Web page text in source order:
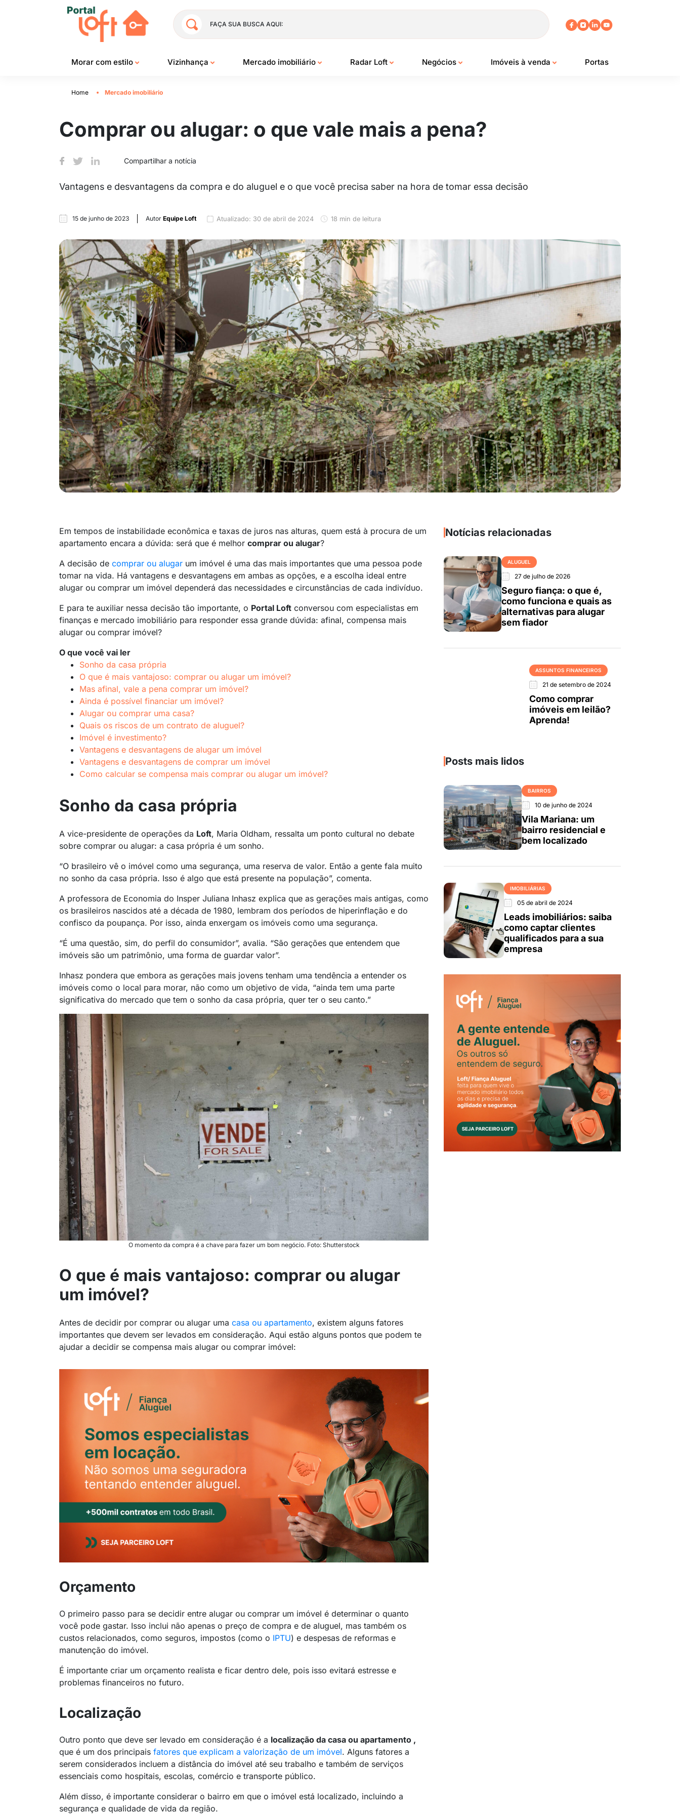
FAÇA SUA BUSCA AQUI:
Morar com estilo Vizinhança Mercado imobiliário Radar Loft Negócios Imóveis à venda Portas
Home Mercado imobiliário
Comprar ou alugar: o que vale mais a pena?
Compartilhar a notícia
Vantagens e desvantagens da compra e do aluguel e o que você precisa saber na hora de tomar essa decisão
15 de junho de 2023 Autor Equipe Loft Atualizado: 30 de abril de 2024 18 min de leitura
Em tempos de instabilidade econômica e taxas de juros nas alturas, quem está à procura de um
apartamento encara a dúvida: será que é melhor comprar ou alugar?
A decisão de comprar ou alugar um imóvel é uma das mais importantes que uma pessoa pode
tomar na vida. Há vantagens e desvantagens em ambas as opções, e a escolha ideal entre
alugar ou comprar um imóvel dependerá das necessidades e circunstâncias de cada indivíduo.
E para te auxiliar nessa decisão tão importante, o Portal Loft conversou com especialistas em
finanças e mercado imobiliário para responder essa grande dúvida: afinal, compensa mais
alugar ou comprar imóvel?
O que você vai ler
Sonho da casa própria
O que é mais vantajoso: comprar ou alugar um imóvel?
Mas afinal, vale a pena comprar um imóvel?
Ainda é possível financiar um imóvel?
Alugar ou comprar uma casa?
Quais os riscos de um contrato de aluguel?
Imóvel é investimento?
Vantagens e desvantagens de alugar um imóvel
Vantagens e desvantagens de comprar um imóvel
Como calcular se compensa mais comprar ou alugar um imóvel?
Sonho da casa própria
A vice-presidente de operações da Loft, Maria Oldham, ressalta um ponto cultural no debate
sobre comprar ou alugar: a casa própria é um sonho.
“O brasileiro vê o imóvel como uma segurança, uma reserva de valor. Então a gente fala muito
no sonho da casa própria. Isso é algo que está presente na população”, comenta.
A professora de Economia do Insper Juliana Inhasz explica que as gerações mais antigas, como
os brasileiros nascidos até a década de 1980, lembram dos períodos de hiperinflação e do
confisco da poupança. Por isso, ainda enxergam os imóveis como uma segurança.
“É uma questão, sim, do perfil do consumidor”, avalia. “São gerações que entendem que
imóveis são um patrimônio, uma forma de guardar valor”.
Inhasz pondera que embora as gerações mais jovens tenham uma tendência a entender os
imóveis como o local para morar, não como um objetivo de vida, “ainda tem uma parte
significativa do mercado que tem o sonho da casa própria, quer ter o seu canto.”
O momento da compra é a chave para fazer um bom negócio. Foto: Shutterstock
O que é mais vantajoso: comprar ou alugar
um imóvel?
Antes de decidir por comprar ou alugar uma casa ou apartamento, existem alguns fatores
importantes que devem ser levados em consideração. Aqui estão alguns pontos que podem te
ajudar a decidir se compensa mais alugar ou comprar imóvel:
Orçamento
O primeiro passo para se decidir entre alugar ou comprar um imóvel é determinar o quanto
você pode gastar. Isso inclui não apenas o preço de compra e de aluguel, mas também os
custos relacionados, como seguros, impostos (como o IPTU) e despesas de reformas e
manutenção do imóvel.
É importante criar um orçamento realista e ficar dentro dele, pois isso evitará estresse e
problemas financeiros no futuro.
Localização
Outro ponto que deve ser levado em consideração é a localização da casa ou apartamento ,
que é um dos principais fatores que explicam a valorização de um imóvel. Alguns fatores a
serem considerados incluem a distância do imóvel até seu trabalho e também de serviços
essenciais como hospitais, escolas, comércio e transporte público.
Além disso, é importante considerar o bairro em que o imóvel está localizado, incluindo a
segurança e qualidade de vida da região.
Notícias relacionadas
ALUGUEL
27 de julho de 2026
Seguro fiança: o que é,
como funciona e quais as
alternativas para alugar
sem fiador
ASSUNTOS FINANCEIROS
21 de setembro de 2024
Como comprar
imóveis em leilão?
Aprenda!
Posts mais lidos
BAIRROS
10 de junho de 2024
Vila Mariana: um
bairro residencial e
bem localizado
IMOBILIÁRIAS
05 de abril de 2024
Leads imobiliários: saiba
como captar clientes
qualificados para a sua
empresa